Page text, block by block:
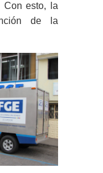
Con esto, la
de la